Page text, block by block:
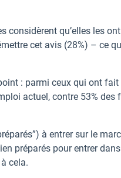
considèrent qu’elles les
cet avis (28%) – ce
: parmi ceux qui ont fait
actuel, contre 53% des
à entrer sur le
préparés pour entrer
cela.